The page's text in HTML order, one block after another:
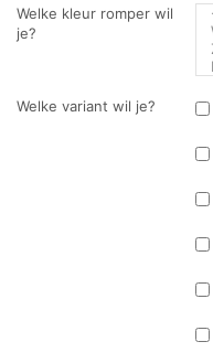
Welke kleur romper wil
je?
Welke variant wil je?